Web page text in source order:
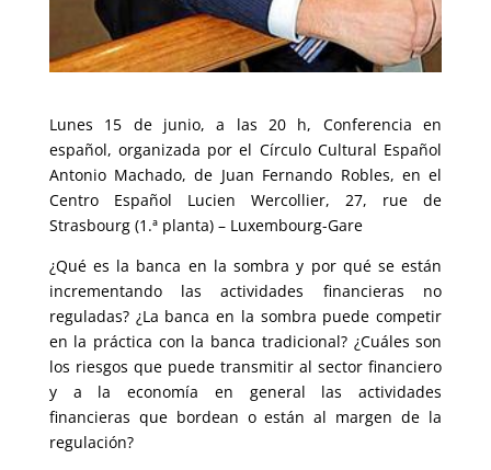
Lunes 15 de junio, a las 20 h, Conferencia en
español, organizada por el Círculo Cultural Español
Antonio Machado, de Juan Fernando Robles, en el
Centro Español Lucien Wercollier, 27, rue de
Strasbourg (1.ª planta) – Luxembourg-Gare
¿Qué es la banca en la sombra y por qué se están
incrementando las actividades financieras no
reguladas? ¿La banca en la sombra puede competir
en la práctica con la banca tradicional? ¿Cuáles son
los riesgos que puede transmitir al sector financiero
y a la economía en general las actividades
financieras que bordean o están al margen de la
regulación?